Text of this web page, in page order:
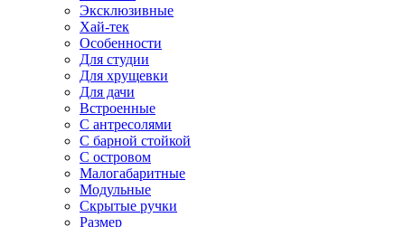
Эксклюзивные
Хай-тек
Особенности
Для студии
Для хрущевки
Для дачи
Встроенные
С антресолями
С барной стойкой
С островом
Малогабаритные
Модульные
Скрытые ручки
Размер